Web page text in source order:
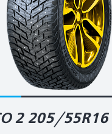
2 205/55R16